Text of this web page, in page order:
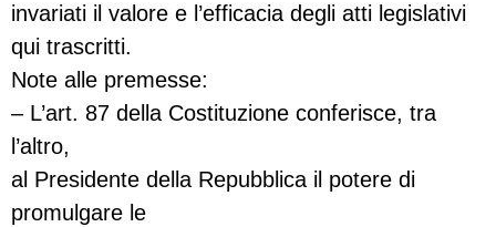
invariati il valore e l’efficacia degli atti legislativi
qui trascritti.
Note alle premesse:
– L’art. 87 della Costituzione conferisce, tra
l’altro,
al Presidente della Repubblica il potere di
promulgare le